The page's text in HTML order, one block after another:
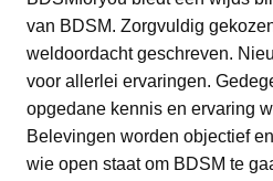
van BDSM. Zorgvuldig
weldoordacht geschreven.
voor allerlei ervaringen.
opgedane kennis en ervaring
Belevingen worden objectief
wie open staat om BDSM te